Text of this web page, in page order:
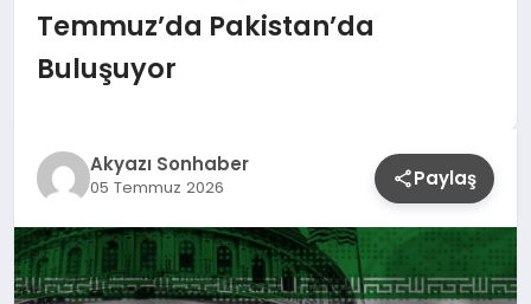
EKONOMI
TEKNOLOJI
Temmuz’da Pakistan’da
Buluşuyor
Akyazı Sonhaber
05 Temmuz 2026 Paylaş